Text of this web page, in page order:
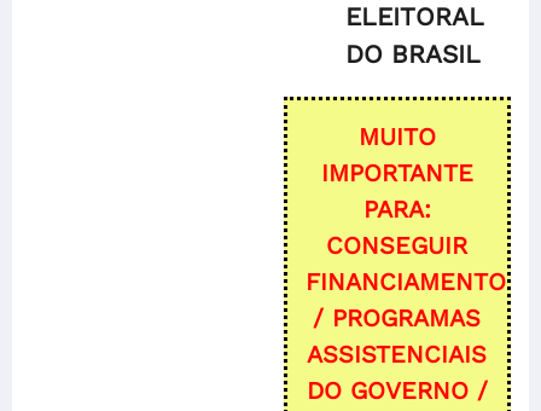
ELEITORAL
DO BRASIL
MUITO
IMPORTANTE
PARA:
CONSEGUIR
FINANCIAMENTO
/ PROGRAMAS
ASSISTENCIAIS
DO GOVERNO /